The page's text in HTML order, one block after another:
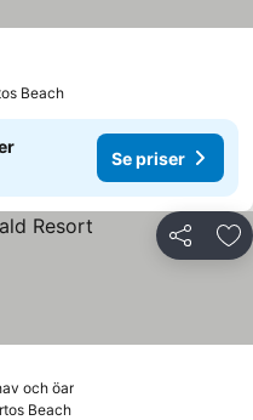
Beach
Se priser
Dela
och öarSe priser
Beach